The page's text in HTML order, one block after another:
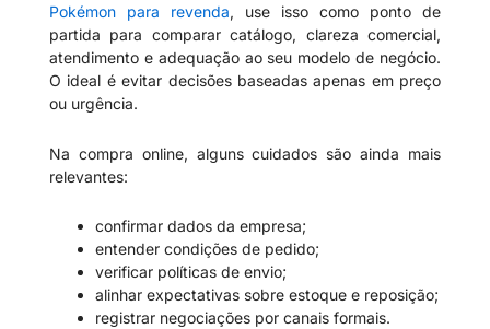
Pokémon para revenda, use isso como ponto de
partida para comparar catálogo, clareza comercial,
atendimento e adequação ao seu modelo de negócio.
O ideal é evitar decisões baseadas apenas em preço
ou urgência.
Na compra online, alguns cuidados são ainda mais
relevantes:
confirmar dados da empresa;
entender condições de pedido;
verificar políticas de envio;
alinhar expectativas sobre estoque e reposição;
registrar negociações por canais formais.